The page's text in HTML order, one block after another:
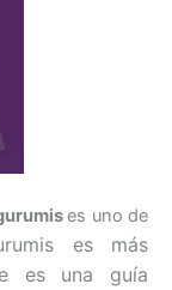
es uno de
es más
es una guía